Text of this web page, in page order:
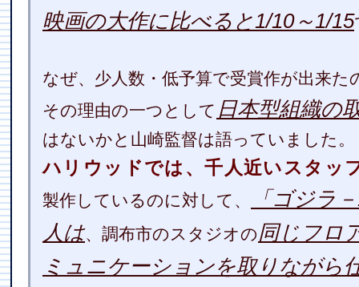
映画の大作に比べると1/10～1/15
なぜ、少人数・低予算で受賞作が出来た
その理由の一つとして 日本型組織の
はないかと山崎監督は語っていました。
ハリウッドでは、千人近いスタッ
製作しているのに対して、
「ゴジラ
人は、調布市のスタジオの同じフロ
ミュニケーションを取りながら